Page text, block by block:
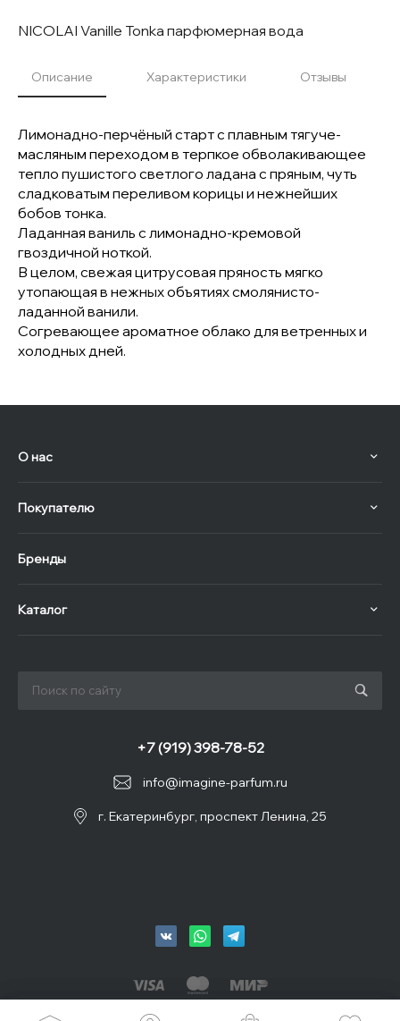
NICOLAI Vanille Tonka парфюмерная вода
Описание Характеристики Отзывы
Лимонадно-перчёный старт с плавным тягуче-
масляным переходом в терпкое обволакивающее
тепло пушистого светлого ладана с пряным, чуть
сладковатым переливом корицы и нежнейших
бобов тонка.
Ладанная ваниль с лимонадно-кремовой
гвоздичной ноткой.
В целом, свежая цитрусовая пряность мягко
утопающая в нежных объятиях смолянисто-
ладанной ванили.
Согревающее ароматное облако для ветренных и
холодных дней.
О нас
Покупателю
Бренды
Каталог
info@imagine-parfum.ru
+7 (919) 398-78-52
г. Екатеринбург, проспект Ленина, 25